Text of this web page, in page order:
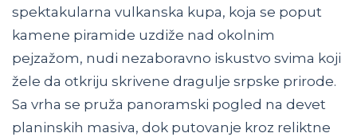
spektakularna vulkanska kupa, koja se poput
kamene piramide uzdiže nad okolnim
pejzažom, nudi nezaboravno iskustvo svima koji
žele da otkriju skrivene dragulје srpske prirode.
Sa vrha se pruža panoramski pogled na devet
planinskih masiva, dok putovanje kroz reliktne